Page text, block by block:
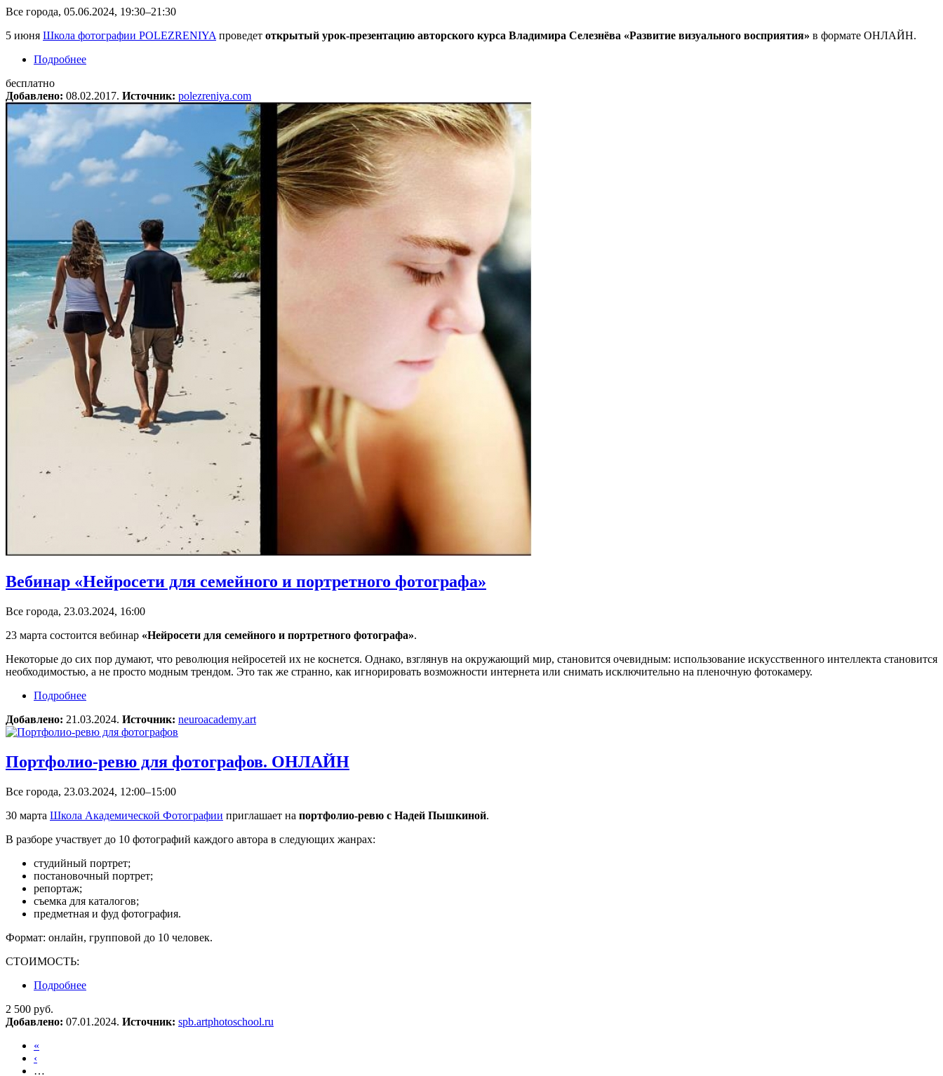
Все города, 05.06.2024, 19:30–21:30
5 июня Школа фотографии POLEZRENIYA проведет открытый урок-презентацию авторского курса Владимира Селезнёва «Развитие визуального восприятия» в формате ОНЛАЙН.
Подробнее
бесплатно
Добавлено: 08.02.2017. Источник: polezreniya.com
Вебинар «Нейросети для семейного и портретного фотографа»
Все города, 23.03.2024, 16:00
23 марта состоится вебинар «Нейросети для семейного и портретного фотографа».
Некоторые до сих пор думают, что революция нейросетей их не коснется. Однако, взглянув на окружающий мир, становится очевидным: использование искусственного интеллекта становится
необходимостью, а не просто модным трендом. Это так же странно, как игнорировать возможности интернета или снимать исключительно на пленочную фотокамеру.
Подробнее
Добавлено: 21.03.2024. Источник: neuroacademy.art
Портфолио-ревю для фотографов. ОНЛАЙН
Все города, 23.03.2024, 12:00–15:00
30 марта Школа Академической Фотографии приглашает на портфолио-ревю с Надей Пышкиной.
В разборе участвует до 10 фотографий каждого автора в следующих жанрах:
студийный портрет;
постановочный портрет;
репортаж;
съемка для каталогов;
предметная и фуд фотография.
Формат: онлайн, групповой до 10 человек.
СТОИМОСТЬ:
Подробнее
2 500 руб.
Добавлено: 07.01.2024. Источник: spb.artphotoschool.ru
«
‹
…